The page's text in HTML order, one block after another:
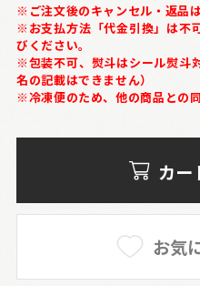
※ご注文後のキャンセル・返品
※お支払方法「代金引換」は不
びください。
※包装不可、熨斗はシール熨斗
名の記載はできません）
※冷凍便のため、他の商品との
カー
お気